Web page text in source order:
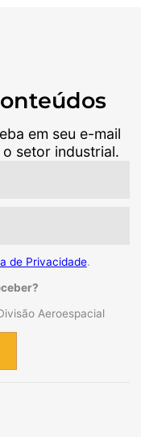
em seu e-mail
setor industrial.
de Privacidade.
Aeroespacial